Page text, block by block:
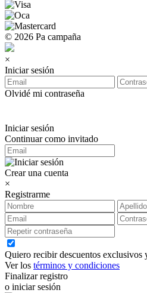
© 2026 Pa campaña
×
Iniciar sesión
Olvidé mi contraseña
Iniciar sesión
Continuar como invitado
Crear una cuenta
×
Registrarme
Quiero recibir descuentos exclusivos
Ver los términos y condiciones
Finalizar registro
o iniciar sesión